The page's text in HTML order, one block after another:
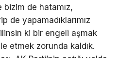
bizim de hatamız,
de yapamadıklarımız
ki bir engeli aşmak
etmek zorunda kaldık.